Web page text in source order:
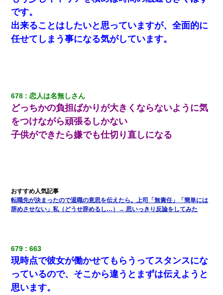
です。
出来ることはしたいと思っていますが、全面的に
任せてしまう事になる気がしています。
678 恋人は名無しさん
どっちかの負担ばかりが大きくならないように気
をつけながら頑張るしかない
子供ができたら嫌でも仕切り直しになる
転職先が決まったので退職の意思を伝えたら。上司「無責任」「簡単には
辞めさせない」私（どうせ辞めるし…）→ 思いっきり反論をしてみた
679 663
現時点で彼女が働かせてもらうってスタンスにな
っているので、そこから違うとまずは伝えようと
思います。